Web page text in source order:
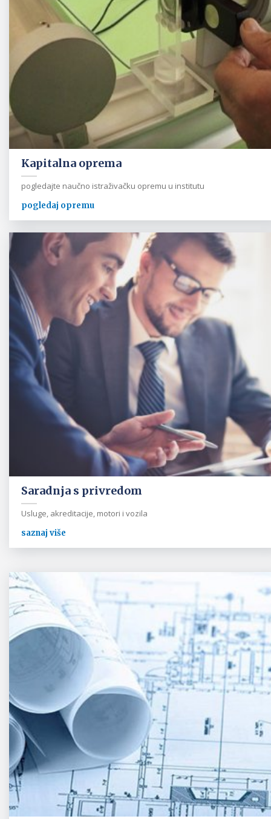
Kapitalna oprema
pogledajte naučno istraživačku opremu u institutu
pogledaj opremu
Saradnja s privredom
Usluge, akreditacije, motori i vozila
saznaj više